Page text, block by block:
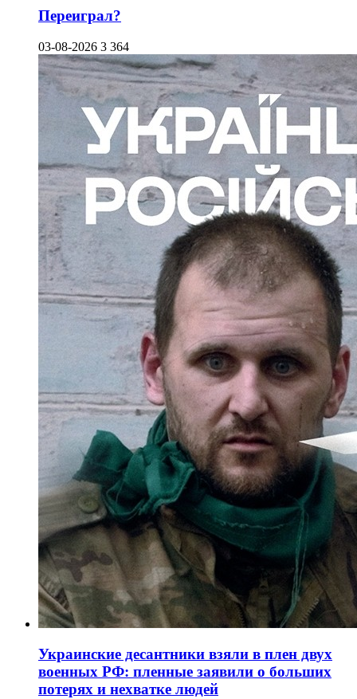
Переиграл?
03-08-2026 3 364
Украинские десантники взяли в плен двух
военных РФ: пленные заявили о больших
потерях и нехватке людей